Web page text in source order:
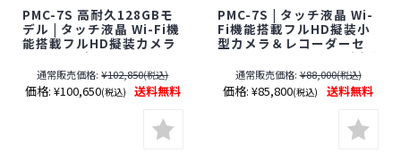
PMC-7S 高耐久128GBモ
デル | タッチ液晶 Wi-Fi機
能搭載フルHD擬装カメラ
＆レコーダーセット
【SALE】【すぐ発(即日発
送)】【レンズ隠しフィル
ムサービス対象品(当社限
ス】【スパイカメラ】
【隠しカメラ】【期間限
通常販売価格: ¥102,850(税込)
価格: ¥100,650(税込) 送料無料
PMC-7S | タッチ液晶 Wi-
Fi機能搭載フルHD擬装小
型カメラ＆レコーダーセ
ット【SALE】【すぐ発(即
日発送)】【レンズ隠しフ
ィルムサービス対象品(当
社限定)】【スパイカメ
間限定】[期間：～2026年
通常販売価格: ¥88,000(税込)
価格: ¥85,800(税込) 送料無料